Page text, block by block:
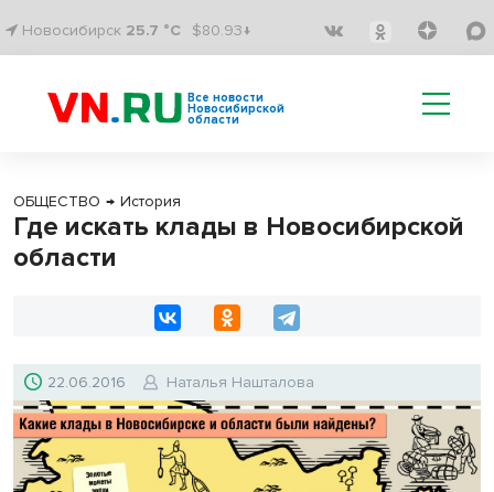
Новосибирск 25.7 °C $80.93↓
Все новости
Новосибирской
области
ОБЩЕСТВО → История
Где искать клады в Новосибирской
области
22.06.2016 Наталья Нашталова